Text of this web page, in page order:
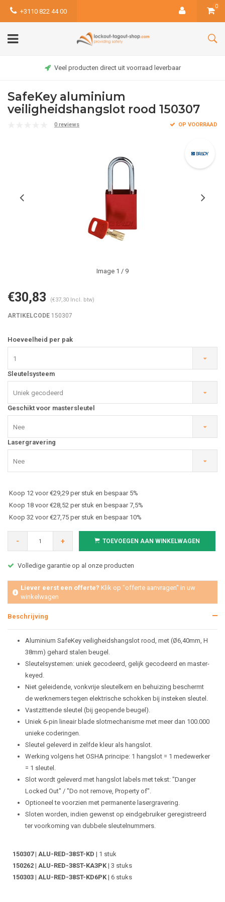
+3110 822 44 00
0
Veel producten direct uit voorraad leverbaar
SafeKey aluminium
veiligheidshangslot rood 150307
0 reviews OP VOORRAAD
Image 1 / 9
€30,83 (€37,30 Incl. btw)
ARTIKELCODE 150307
Hoeveelheid per pak
1
Sleutelsysteem
Uniek gecodeerd
Geschikt voor mastersleutel
Nee
Lasergravering
Nee
Koop 12 voor €29,29 per stuk en bespaar 5%
Koop 18 voor €28,52 per stuk en bespaar 7,5%
Koop 32 voor €27,75 per stuk en bespaar 10%
- + TOEVOEGEN AAN WINKELWAGEN
Volledige garantie op al onze producten
Liever eerst een offerte? Klik op "offerte aanvragen" in uw
winkelwagen
Beschrijving
Aluminium SafeKey veiligheidshangslot rood, met (Ø6,40mm, H
38mm) gehard stalen beugel.
Sleutelsystemen: uniek gecodeerd, gelijk gecodeerd en master-
keyed.
Niet geleidende, vonkvrije sleutelkern en behuizing beschermt
de werknemers tegen elektrische schokken bij insteken sleutel.
Vastzittende sleutel (bij geopende beugel).
Uniek 6-pin lineair blade slotmechanisme met meer dan 100.000
unieke coderingen.
Sleutel geleverd in zelfde kleur als hangslot.
Werking volgens het OSHA principe: 1 hangslot = 1 medewerker
= 1 sleutel.
Slot wordt geleverd met hangslot labels met tekst: "Danger
Locked Out" / "Do not remove, Property of".
Optioneel te voorzien met permanente lasergravering.
Sloten worden, indien gewenst op eindgebruiker geregistreerd
ter voorkoming van dubbele sleutelnummers.
150307 | ALU-RED-38ST-KD | 1 stuk
150262 | ALU-RED-38ST-KA3PK| 3 stuks
150303 | ALU-RED-38ST-KD6PK| 6 stuks